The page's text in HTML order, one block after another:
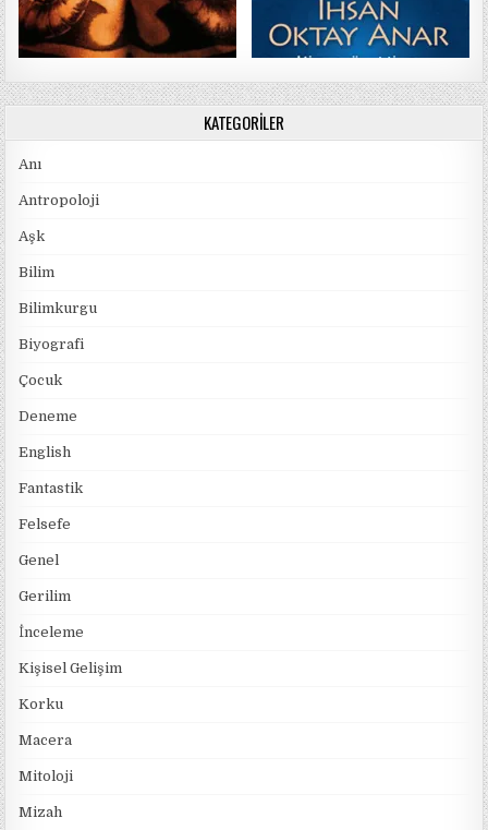
KATEGORILER
Anı
Antropoloji
Aşk
Bilim
Bilimkurgu
Biyografi
Çocuk
Deneme
English
Fantastik
Felsefe
Genel
Gerilim
İnceleme
Kişisel Gelişim
Korku
Macera
Mitoloji
Mizah